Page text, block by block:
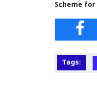
Scheme
Tags: